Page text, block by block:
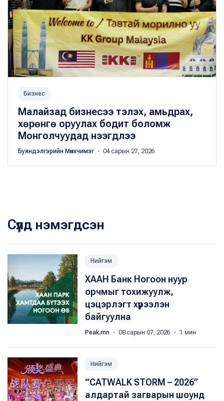
Бизнес
Малайзад бизнесээ тэлэх, амьдрах,
хөрөнгө оруулах бодит боломж
Монголчуудад нээгдлээ
Буяндэлгэрийн Мөнхчимэг ・ 04 сарын 27, 2026
Сүүлд нэмэгдсэн
Нийгэм
ХААН Банк Ногоон нуур
орчмыг тохижуулж,
цэцэрлэгт хүрээлэн
байгуулна
Peak.mn ・ 08 сарын 07, 2026 ・ 1 мин
Нийгэм
“CATWALK STORM – 2026”
алдартай загварын шоунд